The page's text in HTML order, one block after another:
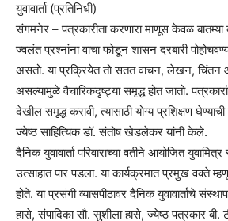
युवावार्ता (प्रतिनिधी)
संगमनेर – पत्रकारीता करणारा माणूस केवळ बातम्या
ज्वलंत प्रश्‍नांना वाचा फोडून शासन दरबारी
असतो. या प्रक्रियेत तो सतत वाचन, लेखन, चिंतन
असल्यामुळे वैचारिकदृष्ट्या समृद्ध होत जातो.
देखील समृद्ध करावी, त्यासाठी योग्य प्रशिक्षण
ज्येष्ठ साहित्यिक डॉ. संतोष खेडलेकर यांनी केले.
दैनिक युवावार्ता परिवाराच्या वतीने आयोजित युवामित्र
उत्साहात पार पडला. या कार्यक्रमात प्रमुख वक्ते
होते. या प्रसंगी व्यासपीठावर दैनिक युवावार्ताचे
हासे, संपादिका सौ. सुशीला हासे, ज्येष्ठ पत्रकार बी.